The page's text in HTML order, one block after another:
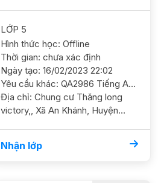
LỚP 5
Hình thức học: Offline
Thời gian: chưa xác định
Ngày tạo: 16/02/2023 22:02
Yêu cầu khác: QA2986 Tiếng Anh 5/ HS nữ/ HL Khá Cần GS ôn luyện giao tiếp cơ bản và muốn nâng điểm trên lớp Dạy tại nhà ĐC Chung cư Thăng long victory, an khánh, hoài đức YC GS nữ
Địa chỉ: Chung cư Thăng long
victory,, Xã An Khánh, Huyện
Nhận lớp